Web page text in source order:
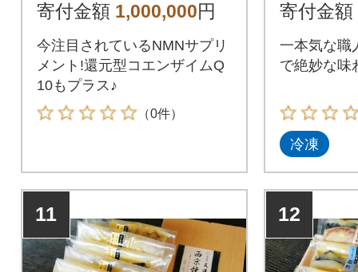
寄付金額 1,000,000円
今注目されているNMNサプリ
メント!還元型コエンザイムQ
10もプラス♪
（0件）
寄付金額
一本気な職
で絶妙な味
冷凍
11 12